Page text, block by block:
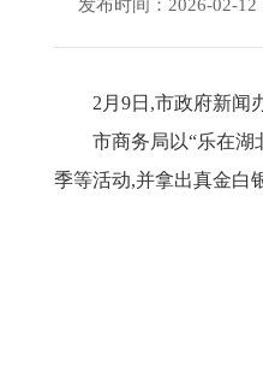
发布时间：2026-02-12
2月9日,市政府新闻
市商务局以“乐在湖
季等活动,并拿出真金白